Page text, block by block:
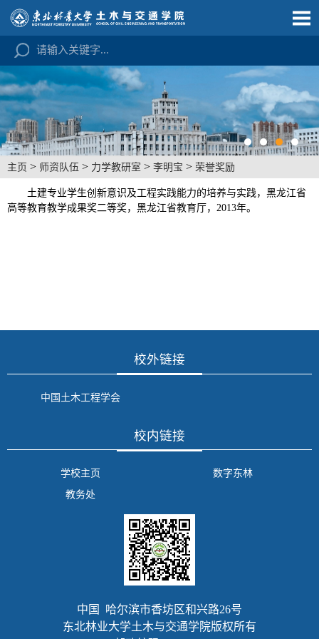
主页 > 师资队伍 > 力学教研室 > 李明宝 > 荣誉奖励
土建专业学生创新意识及工程实践能力的培养与实践， 黑龙江省
高等教育教学成果奖二等奖， 黑龙江省教育厅， 2013年。
校外链接
中国土木工程学会
校内链接
学校主页
数字东林
教务处
中国 哈尔滨市香坊区和兴路26号
东北林业大学土木与交通学院版权所有